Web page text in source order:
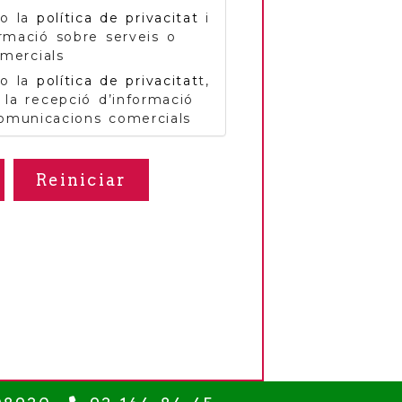
la política de privacitat i
sobre serveis o
la política de privacitatt,
recepció d’informació
comercials
Reiniciar